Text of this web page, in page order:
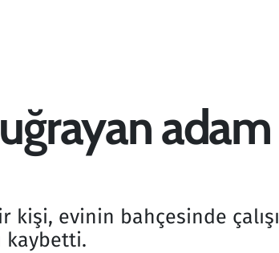
uğrayan
evinin bahçesinde
kaybetti.